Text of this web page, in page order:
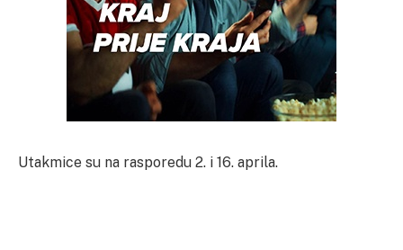
Utakmice su na rasporedu 2. i 16. aprila.